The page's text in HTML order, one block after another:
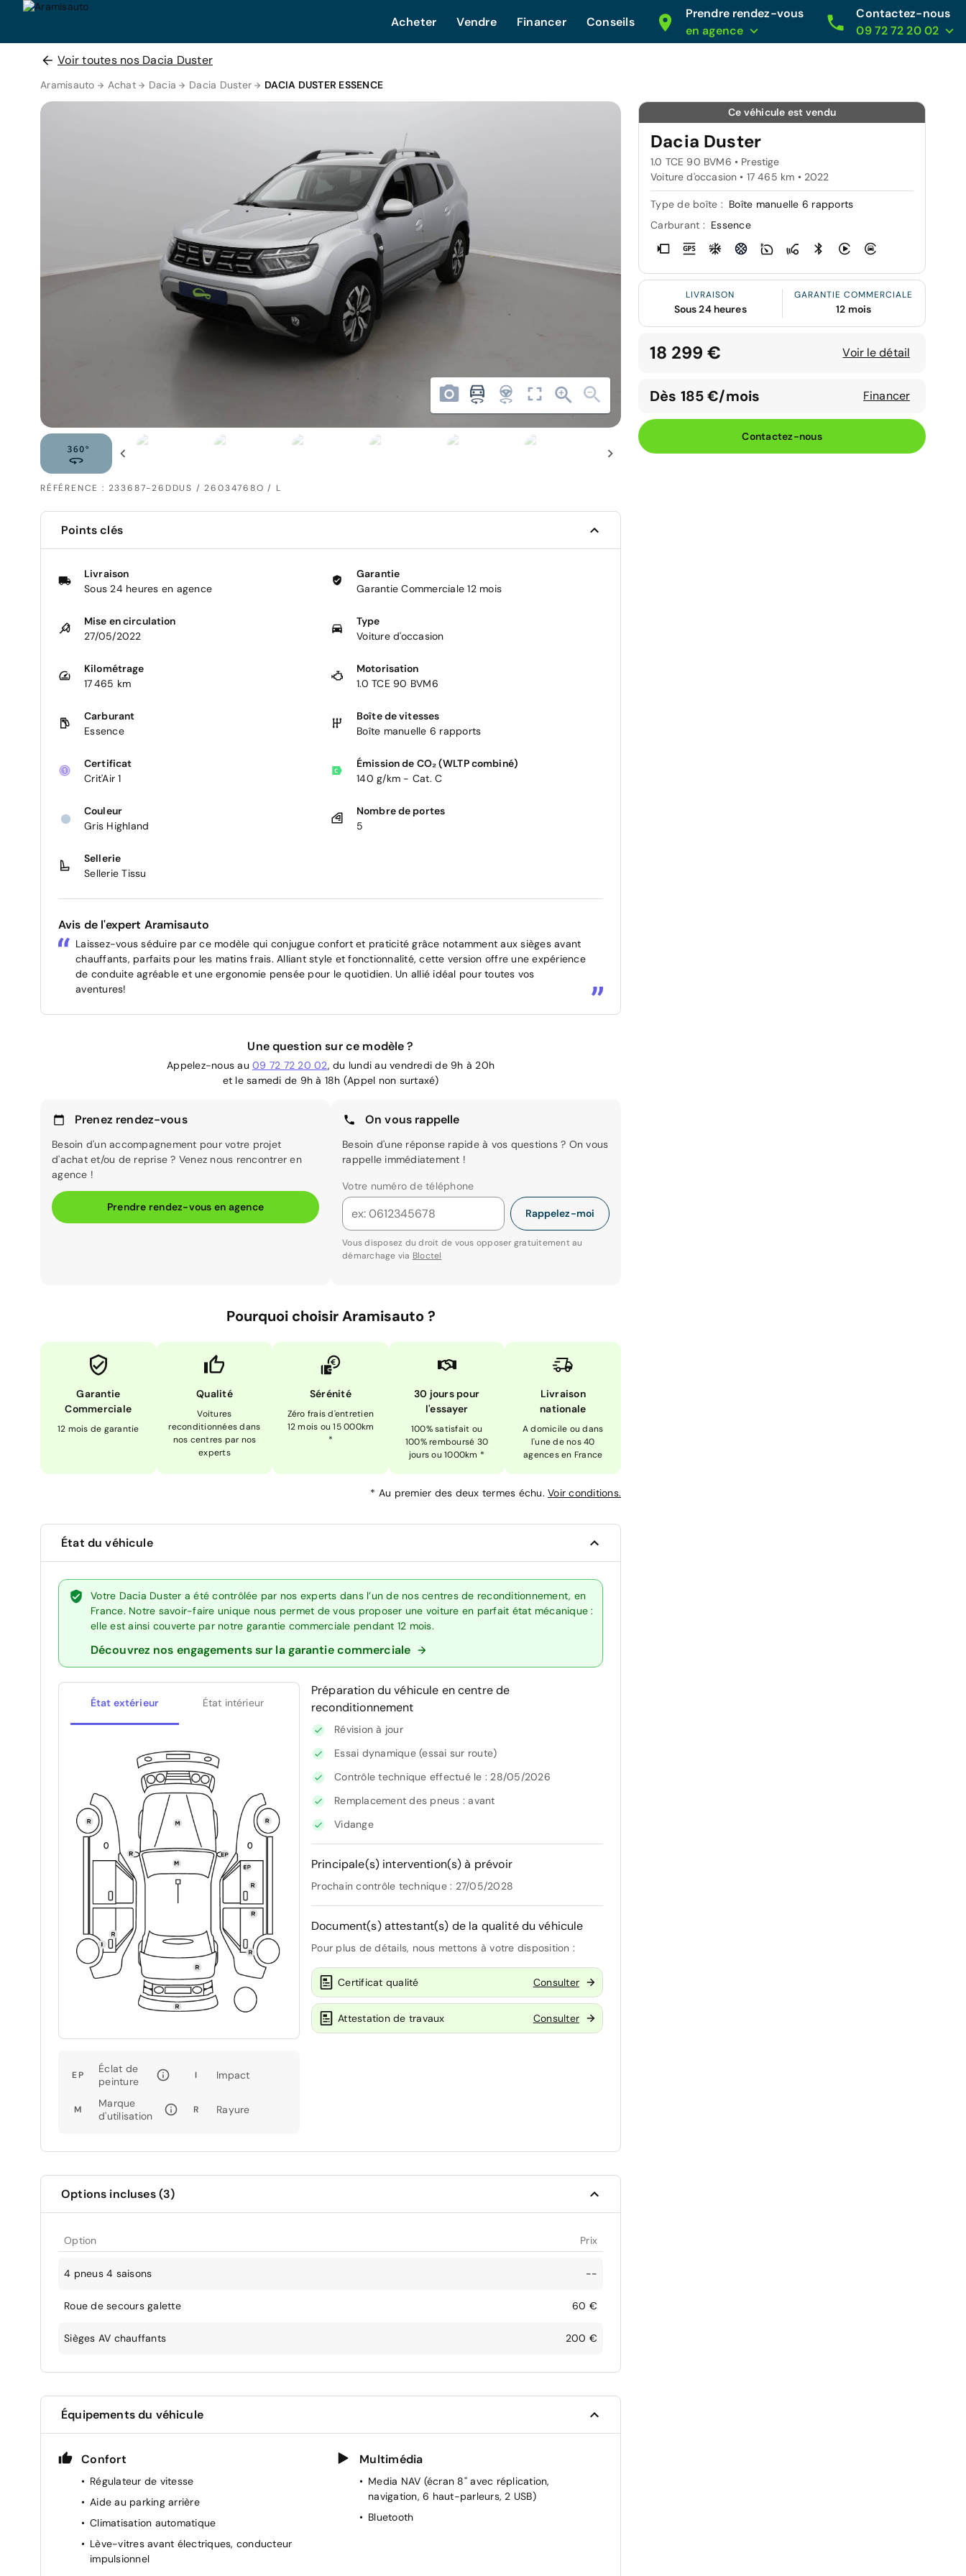
Acheter Vendre Financer Conseils
Prendre rendez-vous
en agence
Contactez-nous
09 72 72 20 02
Voir toutes nos Dacia Duster
Aramisauto Achat Dacia Dacia Duster DACIA DUSTER ESSENCE
RÉFÉRENCE : 233687-26DDUS / 26034768O / L
Ce véhicule est vendu
Dacia Duster
1.0 TCE 90 BVM6 • Prestige
Voiture d'occasion • 17 465 km • 2022
Type de boîte : Boîte manuelle 6 rapports
Carburant : Essence
LIVRAISON
Sous 24 heures
GARANTIE COMMERCIALE
12 mois
18 299 € Voir le détail
Dès 185 €/mois Financer
Contactez-nous
Points clés
Livraison
Sous 24 heures en agence
Garantie
Garantie Commerciale 12 mois
Mise en circulation
27/05/2022
Type
Voiture d'occasion
Kilométrage
17 465 km
Motorisation
1.0 TCE 90 BVM6
Carburant
Essence
Boîte de vitesses
Boîte manuelle 6 rapports
Certificat
Crit'Air 1
Émission de CO₂ (WLTP combiné)
140 g/km - Cat. C
Couleur
Gris Highland
Nombre de portes
5
Sellerie
Sellerie Tissu
Avis de l'expert Aramisauto
Laissez-vous séduire par ce modèle qui conjugue confort et praticité grâce notamment aux sièges avant
chauffants, parfaits pour les matins frais. Alliant style et fonctionnalité, cette version offre une expérience
de conduite agréable et une ergonomie pensée pour le quotidien. Un allié idéal pour toutes vos
aventures!
Une question sur ce modèle ?
Appelez-nous au 09 72 72 20 02, du lundi au vendredi de 9h à 20h
et le samedi de 9h à 18h (Appel non surtaxé)
Prenez rendez-vous
Besoin d'un accompagnement pour votre projet
d'achat et/ou de reprise ? Venez nous rencontrer en
agence !
Prendre rendez-vous en agence
On vous rappelle
Besoin d'une réponse rapide à vos questions ? On vous
rappelle immédiatement !
Votre numéro de téléphone
Rappelez-moi
Vous disposez du droit de vous opposer gratuitement au
démarchage via Bloctel
Pourquoi choisir Aramisauto ?
Garantie
Commerciale
12 mois de garantie
Qualité
Voitures
reconditionnées dans
nos centres par nos
experts
Sérénité
Zéro frais d'entretien
12 mois ou 15 000km
*
30 jours pour
l'essayer
100% satisfait ou
100% remboursé 30
jours ou 1000km *
Livraison
nationale
A domicile ou dans
l'une de nos 40
agences en France
* Au premier des deux termes échu. Voir conditions.
État du véhicule
Votre Dacia Duster a été contrôlée par nos experts dans l’un de nos centres de reconditionnement, en
France. Notre savoir-faire unique nous permet de vous proposer une voiture en parfait état mécanique :
elle est ainsi couverte par notre garantie commerciale pendant 12 mois.
Découvrez nos engagements sur la garantie commerciale
État extérieur État intérieur
EP
Éclat de
peinture
I Impact
M
Marque
d'utilisation
R Rayure
Préparation du véhicule en centre de
reconditionnement
Révision à jour
Essai dynamique (essai sur route)
Contrôle technique effectué le : 28/05/2026
Remplacement des pneus : avant
Vidange
Principale(s) intervention(s) à prévoir
Prochain contrôle technique : 27/05/2028
Document(s) attestant(s) de la qualité du véhicule
Pour plus de détails, nous mettons à votre disposition :
Certificat qualité Consulter
Attestation de travaux Consulter
Options incluses (3)
Option Prix
4 pneus 4 saisons --
Roue de secours galette 60 €
Sièges AV chauffants 200 €
Équipements du véhicule
Confort
Régulateur de vitesse
Aide au parking arrière
Climatisation automatique
Lève-vitres avant électriques, conducteur
impulsionnel
Multimédia
Media NAV (écran 8'' avec réplication,
navigation, 6 haut-parleurs, 2 USB)
Bluetooth